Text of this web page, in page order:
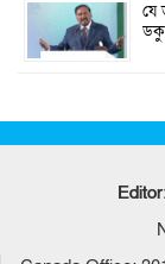
যে